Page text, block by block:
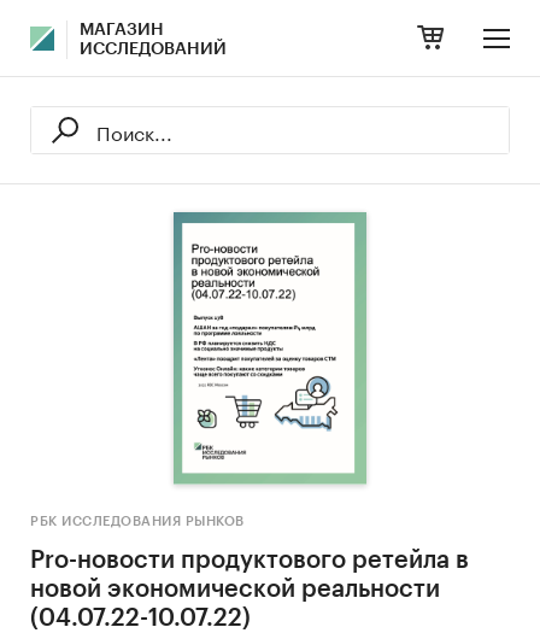
МАГАЗИН
ИССЛЕДОВАНИЙ
РБК ИССЛЕДОВАНИЯ РЫНКОВ
Pro-новости продуктового ретейла в
новой экономической реальности
(04.07.22-10.07.22)